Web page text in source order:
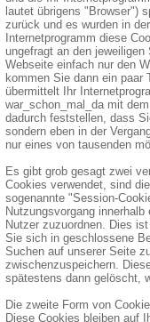
lautet übrigens "Browser")
zurück und es wurden in
Internetprogramm diese
ungefragt an den
Webseite einfach nur den
kommen Sie dann ein paar
übermittelt Ihr
war_schon_mal_da mit
dadurch feststellen, dass
sondern eben in der
nur eines von tausenden
Es gibt grob gesagt zwei
Cookies verwendet, sind
sogenannte "Session-
Nutzungsvorgang
Nutzer zuzuordnen. Dies
Sie sich in geschlossene
Suchen auf unserer Seite
zwischenzuspeichern.
spätestens dann gelöscht,
Die zweite Form von
Diese Cookies bleiben auf